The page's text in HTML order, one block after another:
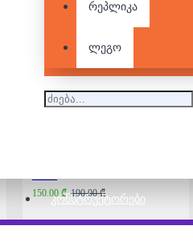
ᲙᲝᲜᲡᲢᲠᲣᲥᲢᲝᲠᲔᲑᲘ
რეპლიკა
ლეგო
FC Barcelona
150.00 ₾ 190.00 ₾